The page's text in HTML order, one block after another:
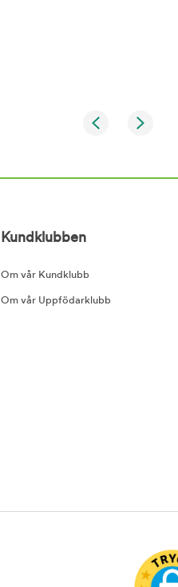
Kundklubben
Om vår Kundklubb
Om vår Uppfödarklubb